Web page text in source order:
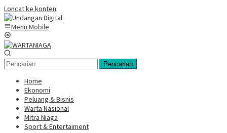
Loncat ke konten
Menu Mobile
Pencarian
Home
Ekonomi
Peluang & Bisnis
Warta Nasional
Mitra Niaga
Sport & Entertaiment